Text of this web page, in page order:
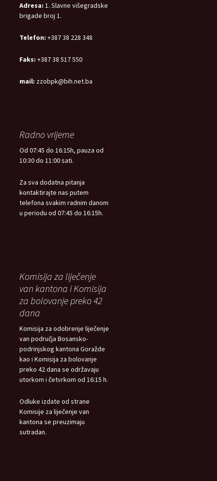
Adresa: 1. Slavne višegradske
brigade broj 1.
Telefon: +387 38 228 348
Faks: +387 38 517 550
mail: zzobpk@bih.net.ba
Radno vrijeme
Od 07:45 do 16:15h, pauza od
10:30 do 11:00 sati.
Za sva dodatna pitanja
kontaktirajte nas putem
telefona svakim radnim danom
u periodu od 07:45 do 16:15h.
Komisija za liječenje
van kantona i Komisija
za bolovanje preko 42
dana
Komisija za odobrenje liječenje
van područja Bosansko-
podrinjskog kantona Goražde
kao i Komisija za bolovanje
preko 42 dana se održavaju
utorkom i četvrkom od 16:15 h.
Odluke izdate od strane
Komisije za liječenje van
kantona se preuzimaju
sutradan.